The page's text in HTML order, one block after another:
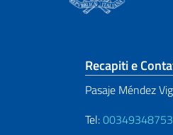
Recapiti e
Pasaje Méndez
Tel: